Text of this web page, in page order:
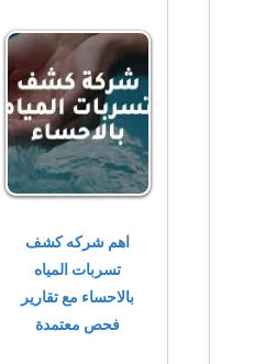
اهم شركه كشف
تسربات المياه
بالاحساء مع تقارير
فحص معتمدة